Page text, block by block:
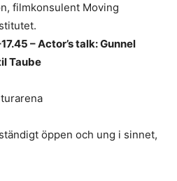
filmkonsulent Moving
– Actor’s talk: Gunnel
Taube
öppen och ung i sinnet,